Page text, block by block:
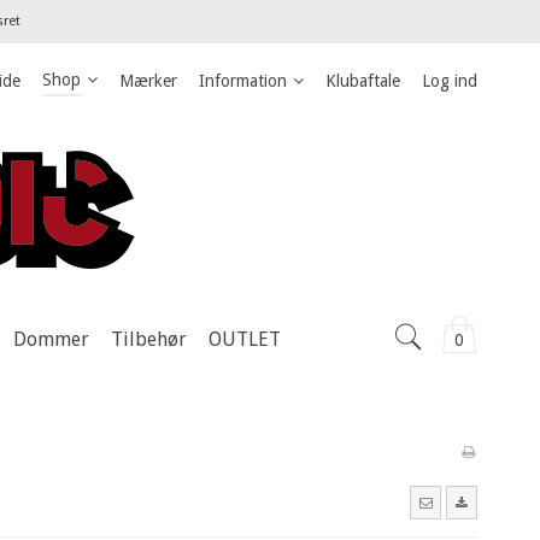
Shop Mærker Information Klubaftale Log ind
0
Dommer Tilbehør
OUTLET